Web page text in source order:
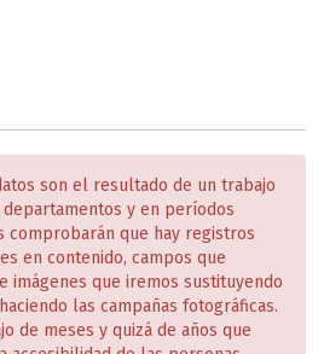
son el resultado de un trabajo
y en períodos
comprobarán que hay registros
en contenido, campos que
imágenes que iremos sustituyendo
las campañas fotográficas.
de meses y quizá de años que